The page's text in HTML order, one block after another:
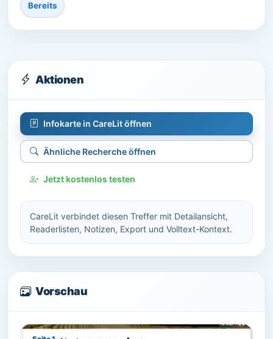
Bereits
Aktionen
Infokarte in CareLit öffnen
Ähnliche Recherche öffnen
Jetzt kostenlos testen
CareLit verbindet diesen Treffer mit Detailansicht,
Readerlisten, Notizen, Export und Volltext-Kontext.
Vorschau